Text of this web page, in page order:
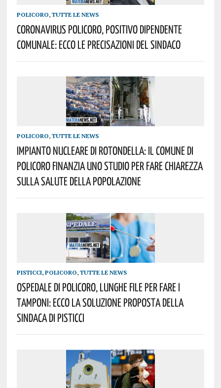
POLICORO, TUTTE LE NEWS
Coronavirus Policoro, Positivo Dipendente
Comunale: Ecco Le Precisazioni Del Sindaco
POLICORO, TUTTE LE NEWS
Impianto Nucleare Di Rotondella: Il Comune Di
Policoro Finanzia Uno Studio Per Fare Chiarezza
Sulla Salute Della Popolazione
PISTICCI, POLICORO, TUTTE LE NEWS
Ospedale Di Policoro, Lunghe File Per Fare I
Tamponi: Ecco La Soluzione Proposta Della
Sindaca Di Pisticci